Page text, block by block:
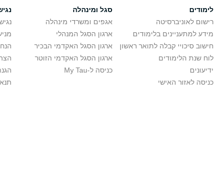
לימודים
רישום לאוניברסיטה
מידע למתעניינים בלימודים
חישוב סיכויי קבלה לתואר ראשון
לוח שנת הלימודים
ידיעונים
כניסה לאזור האישי
סגל ומינהלה
אגפים ומשרדי מינהלה
ארגון הסגל המנהלי
ארגון הסגל האקדמי הבכיר
ארגון הסגל האקדמי הזוטר
כניסה ל-My Tau